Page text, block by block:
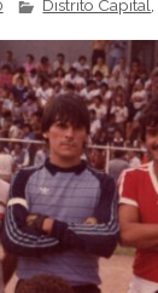
Distrito Capital,